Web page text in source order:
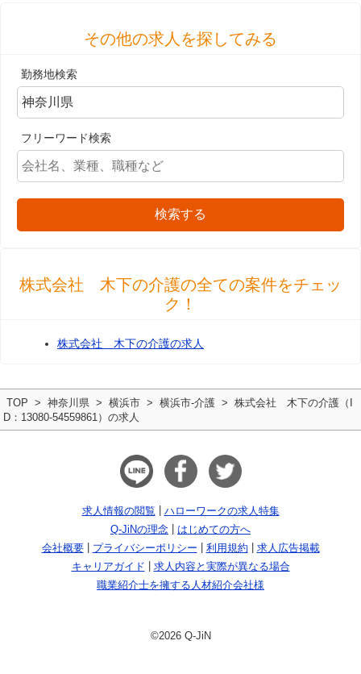
その他の求人を探してみる
勤務地検索
フリーワード検索
検索する
株式会社 木下の介護の全ての案件をチェッ
ク！
株式会社 木下の介護の求人
TOP 神奈川県 横浜市 横浜市-介護
株式会社 木下の介護（I
D：13080-54559861）の求人
求人情報の閲覧
ハローワークの求人特集
Q-JiNの理念
はじめての方へ
会社概要
プライバシーポリシー 利用規約
求人広告掲載
キャリアガイド
求人内容と実際が異なる場合
職業紹介士を擁する人材紹介会社様
©2026 Q-JiN